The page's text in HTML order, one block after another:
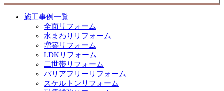
施工事例一覧
全面リフォーム
水まわりリフォーム
増築リフォーム
LDKリフォーム
二世帯リフォーム
バリアフリーリフォーム
スケルトンリフォーム